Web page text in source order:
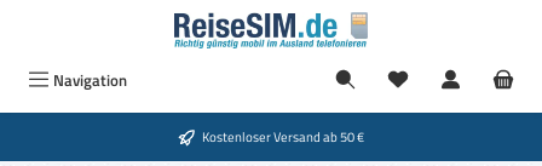
Zum Hauptinhalt springen
Navigation
Kostenloser Versand ab 50 €